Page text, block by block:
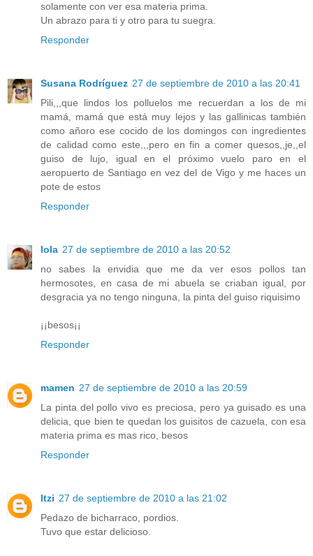
solamente con ver esa materia prima.
Un abrazo para ti y otro para tu suegra.
Responder
Susana Rodríguez 27 de septiembre de 2010 a las 20:41
Pili,,,que lindos los polluelos me recuerdan a los de mi
mamá, mamá que está muy lejos y las gallinicas también
como añoro ese cocido de los domingos con ingredientes
de calidad como este,,,pero en fin a comer quesos,,je,,el
guiso de lujo, igual en el próximo vuelo paro en el
aeropuerto de Santiago en vez del de Vigo y me haces un
pote de estos
Responder
lola 27 de septiembre de 2010 a las 20:52
no sabes la envidia que me da ver esos pollos tan
hermosotes, en casa de mi abuela se criaban igual, por
desgracia ya no tengo ninguna, la pinta del guiso riquisimo
¡¡besos¡¡
Responder
mamen 27 de septiembre de 2010 a las 20:59
La pinta del pollo vivo es preciosa, pero ya guisado es una
delicia, que bien te quedan los guisitos de cazuela, con esa
materia prima es mas rico, besos
Responder
Itzi 27 de septiembre de 2010 a las 21:02
Pedazo de bicharraco, pordios.
Tuvo que estar delicioso.